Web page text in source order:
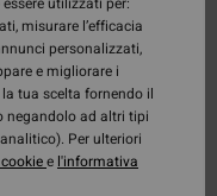
misurare l’efficacia
personalizzati,
e migliorare i
tua scelta fornendo il
negandolo ad altri tipi
Per ulteriori
e l'informativa